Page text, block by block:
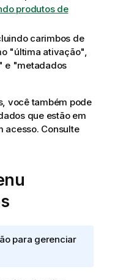
produtos de
carimbos de
"última ativação",
e "metadados
você também pode
que estão em
acesso. Consulte
para gerenciar